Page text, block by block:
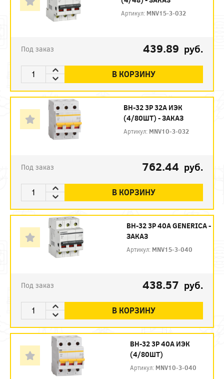
Артикул: MNV15-3-032
Под заказ 439.89 руб.
В КОРЗИНУ
ВН-32 3P 32А ИЭК
(4/80ШТ) - ЗАКАЗ
Артикул: MNV10-3-032
Под заказ 762.44 руб.
В КОРЗИНУ
ВН-32 3P 40А GENERICA -
ЗАКАЗ
Артикул: MNV15-3-040
Под заказ 438.57 руб.
В КОРЗИНУ
ВН-32 3P 40А ИЭК
(4/80ШТ)
Артикул: MNV10-3-040